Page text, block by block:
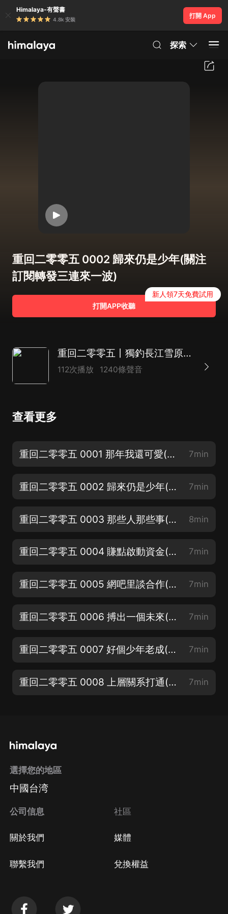
Himalaya-有聲書
4.8k 安裝
打開 App
探索
重回二零零五 0002 歸來仍是少年(關注
訂閱轉發三連來一波)
打開APP收聽
新人領7天免費試用
重回二零零五丨獨釣長江雪原著丨重返2005丨逆襲丨多人有聲劇丨都市爽文
112次播放 1240條聲音
查看更多
重回二零零五 0001 那年我還可愛(週安安重生逆襲之路) 7min
重回二零零五 0002 歸來仍是少年(關注訂閱轉發三連來一波) 7min
重回二零零五 0003 那些人那些事(重生2005，我的時代我做主) 8min
重回二零零五 0004 賺點啟動資金(歡迎吐槽歡迎評論) 7min
重回二零零五 0005 網吧里談合作(首更60集跪求月票咯) 7min
重回二零零五 0006 搏出一個未來(首週日更10集精彩不會錯過) 7min
重回二零零五 0007 好個少年老成(期待聆聽輕鬆勵志爽文) 7min
重回二零零五 0008 上層關系打通(求老板們月票、點讚、評論轉發) 7min
選擇您的地區
中國台湾
公司信息
關於我們
聯繫我們
社區
媒體
兌換權益